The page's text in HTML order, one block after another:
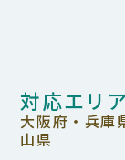
対応エリア
大阪府・兵庫
山県